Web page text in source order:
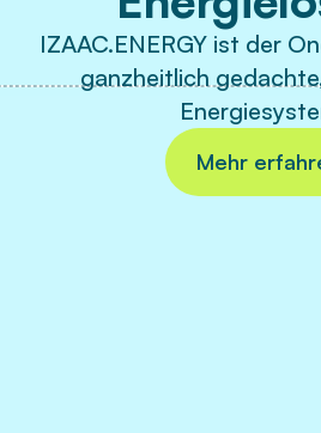
IZAAC.ENERGY ist der
ganzheitlich
Mehr